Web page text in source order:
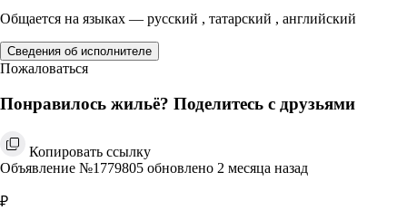
Общается на языках — русский , татарский , английский
Сведения об исполнителе
Пожаловаться
Понравилось жильё? Поделитесь с друзьями
Копировать ссылку
Объявление №1779805 обновлено 2 месяца назад
₽